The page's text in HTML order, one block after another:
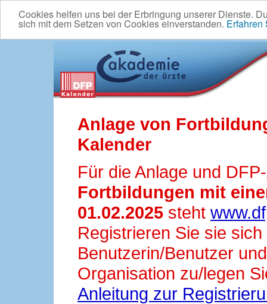
Cookies helfen uns bei der Erbringung unserer Dienste.
sich mit dem Setzen von Cookies einverstanden. Erfahren
Anlage von
Kalender
Für die Anlage und
Fortbildungen mit
01.02.2025 steht
Registrieren Sie sie
Benutzerin/Benutzer
Organisation zu/legen
Anleitung zur